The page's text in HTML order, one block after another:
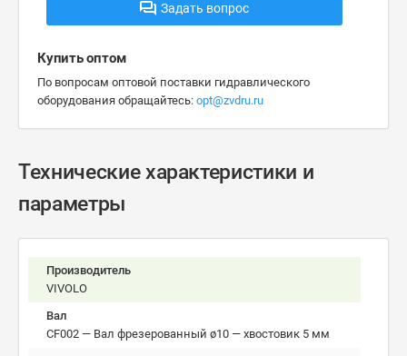
Задать вопрос
Купить оптом
По вопросам оптовой поставки гидравлического
оборудования обращайтесь: opt@zvdru.ru
Технические характеристики и
параметры
Производитель
VIVOLO
Вал
CF002 — Вал фрезерованный ø10 — хвостовик 5 мм